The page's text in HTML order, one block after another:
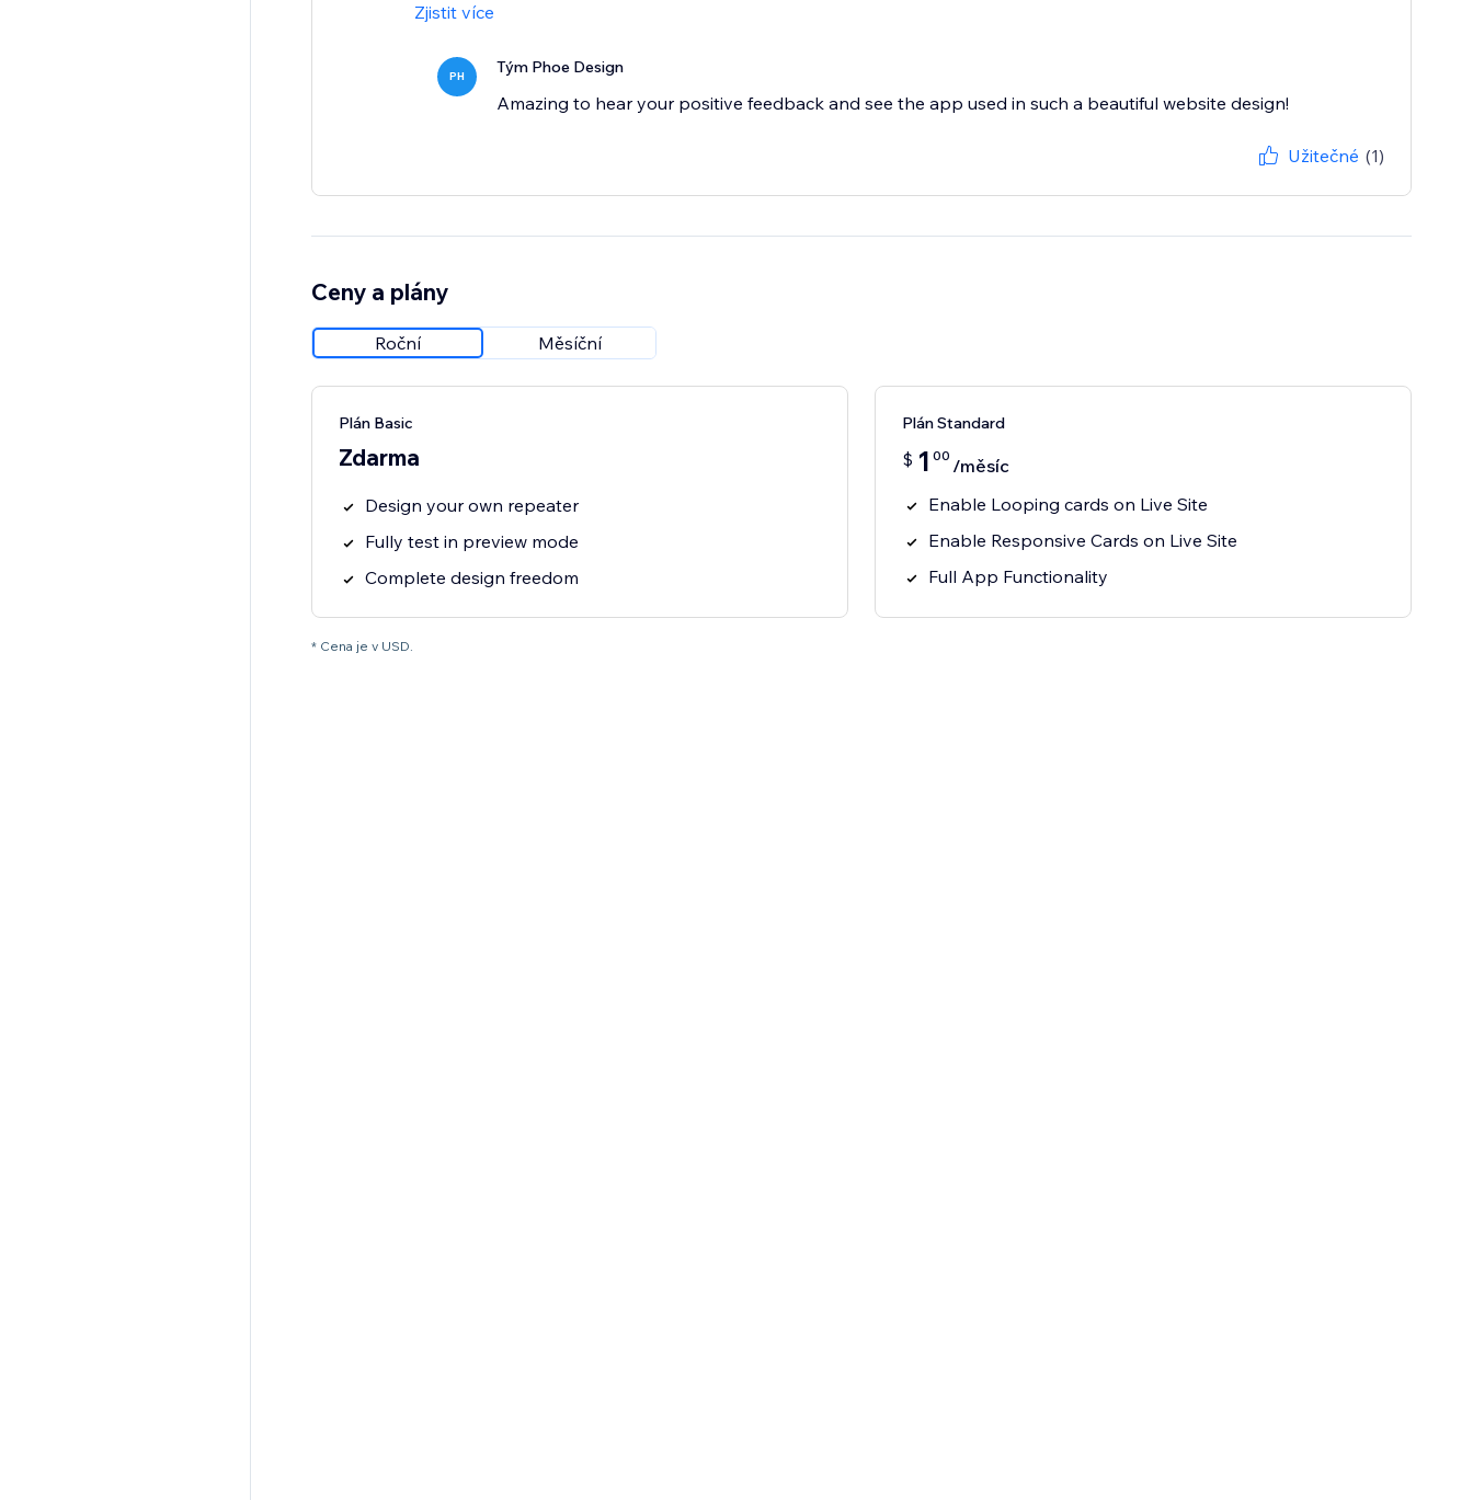
Zjistit více
PH Tým Phoe Design
Amazing to hear your positive feedback and see the app used in such a beautiful website design!
Užitečné (1)
Ceny a plány
Roční Měsíční
Plán Basic
Zdarma
Design your own repeater
Fully test in preview mode
Complete design freedom
Plán Standard
$ 1 00 /měsíc
Enable Looping cards on Live Site
Enable Responsive Cards on Live Site
Full App Functionality
* Cena je v USD.